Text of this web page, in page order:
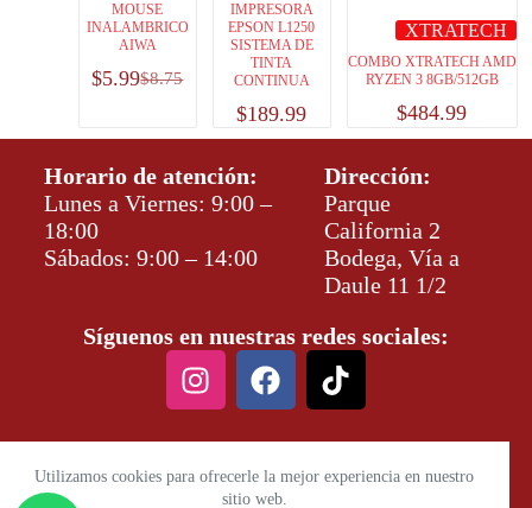
Utilizamos cookies para ofrecerle la mejor experiencia en nuestro
sitio web.
MOUSE
INALAMBRICO
AIWA
$8.75
$5.99
IMPRESORA
EPSON L1250
SISTEMA DE
TINTA
CONTINUA
$189.99
XTRATECH
COMBO XTRATECH AMD
RYZEN 3 8GB/512GB
$484.99
Horario de atención:
Lunes a Viernes: 9:00 –
18:00
Sábados: 9:00 – 14:00
Dirección:
Parque
California 2
Bodega, Vía a
Daule 11 1/2
Síguenos en nuestras redes sociales: